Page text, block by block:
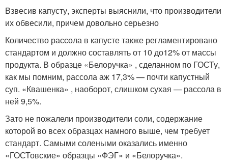
Взвесив капусту, эксперты выяснили, что производители
их обвесили, причем довольно серьезно
Количество рассола в капусте также регламентировано
стандартом и должно составлять от 10 до12% от массы
продукта. В образце «Белоручка» , сделанном по ГОСТу,
как мы помним, рассола аж 17,3% — почти капустный
суп. «Квашенка» , наоборот, слишком сухая — рассола в
ней 9,5%.
Зато не пожалели производители соли, содержание
которой во всех образцах намного выше, чем требует
стандарт. Самыми солеными оказались именно
«ГОСТовские» образцы «ФЭГ» и «Белоручка».